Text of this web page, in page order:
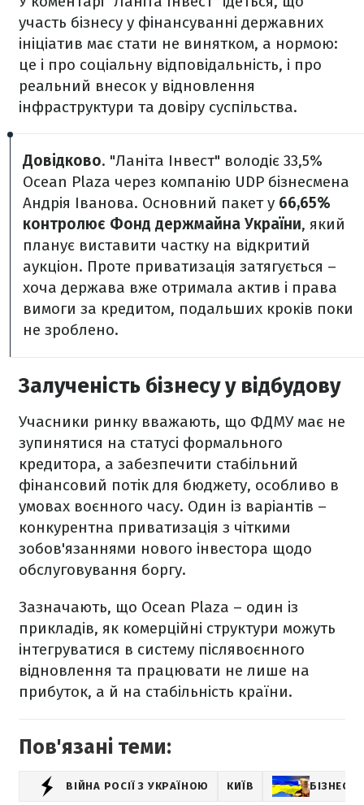
участь бізнесу у фінансуванні державних
ініціатив має стати не винятком, а нормою:
це і про соціальну відповідальність, і про
реальний внесок у відновлення
інфраструктури та довіру суспільства.
Довідково. "Ланіта Інвест" володіє 33,5%
Ocean Plaza через компанію UDP бізнесмена
Андрія Іванова. Основний пакет у 66,65%
контролює Фонд держмайна України, який
планує виставити частку на відкритий
аукціон. Проте приватизація затягується –
хоча держава вже отримала актив і права
вимоги за кредитом, подальших кроків поки
не зроблено.
Залученість бізнесу у відбудову
Учасники ринку вважають, що ФДМУ має не
зупинятися на статусі формального
кредитора, а забезпечити стабільний
фінансовий потік для бюджету, особливо в
умовах воєнного часу. Один із варіантів –
конкурентна приватизація з чіткими
зобов'язаннями нового інвестора щодо
обслуговування боргу.
Зазначають, що Ocean Plaza – один із
прикладів, як комерційні структури можуть
інтегруватися в систему післявоєнного
відновлення та працювати не лише на
прибуток, а й на стабільність країни.
Пов'язані теми:
ВІЙНА РОСІЇ З УКРАЇНОЮ КИЇВ БІЗНЕС